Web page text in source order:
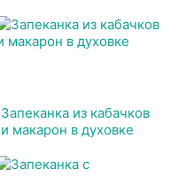
Запеканка из кабачков
и макарон в духовке